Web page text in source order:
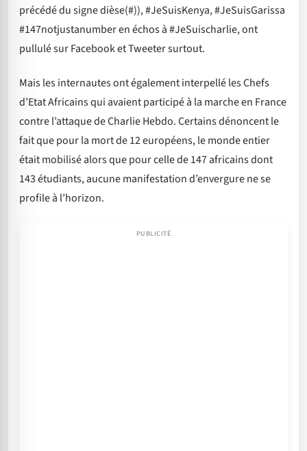
précédé du signe dièse(#)), #JeSuisKenya, #JeSuisGarissa
#147notjustanumber en échos à #JeSuischarlie, ont
pullulé sur Facebook et Tweeter surtout.
Mais les internautes ont également interpellé les Chefs
d’Etat Africains qui avaient participé à la marche en France
contre l’attaque de Charlie Hebdo. Certains dénoncent le
fait que pour la mort de 12 européens, le monde entier
était mobilisé alors que pour celle de 147 africains dont
143 étudiants, aucune manifestation d’envergure ne se
profile à l’horizon.